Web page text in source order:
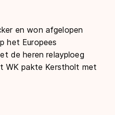
en won afgelopen
het Europees
de heren relayploeg
WK pakte Kerstholt met